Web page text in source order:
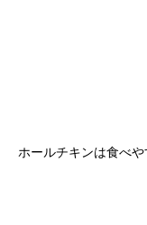
ホールチキンは食べ